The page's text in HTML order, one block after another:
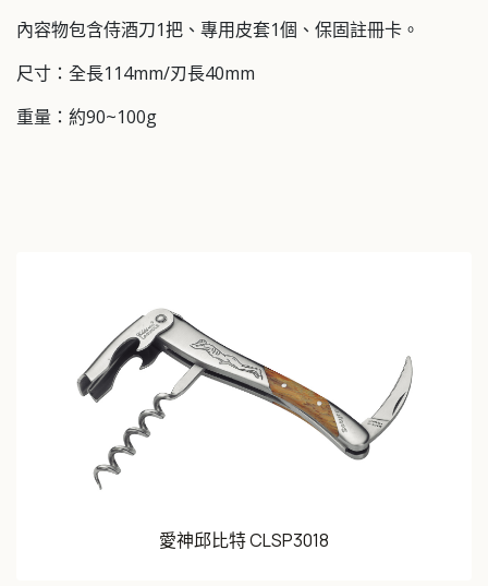
內容物包含侍酒刀1把、專用皮套1個、保固註冊卡。
尺寸：全長114mm/刃長40mm
重量：約90~100g
愛神邱比特 CLSP3018